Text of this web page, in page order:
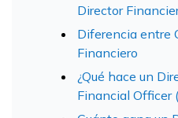
Director
Diferencia entre
Financiero
¿Qué hace un
Financial Officer